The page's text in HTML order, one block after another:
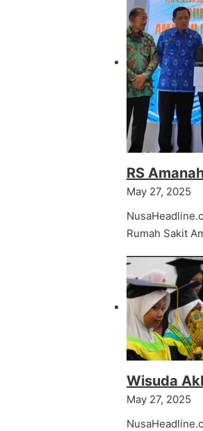
RS
May 27, 2025
Rumah Sakit
Wisuda
May 27, 2025